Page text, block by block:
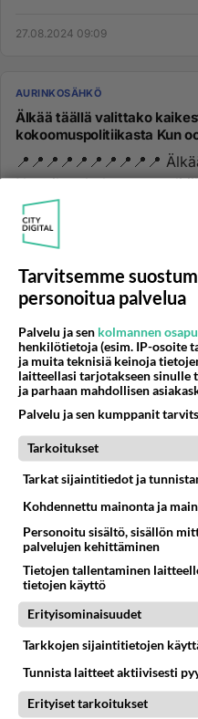
27.08.2024 09:09
AURINKOSÄHKÖ
Älkää täällä valittako kaikesta
kokoomuspolitiikasta Kun
📍📍📍📍📍📍📍📍📍📍
Nauttikaa
28.08.2024 11:51
AURINKOSÄHKÖ
Kohta loppuu Panelisti
Joudutte meidän
käytöstä ne kuin me muumiot ja
kokoomuslaisille loisil...
AURINKOSÄHKÖ
Anonyymi
hepatiitti E -tartuntojen ja
Anonyymi kirjoitti:
Tämä hepatiitti E -
yhteydestä ti...
Kiinteistöakku haussa
Minkäkokoisen kannattaa
Tarvitsemme
personoitua palvelua
Palvelu ja sen kolmannen
henkilötietoja (esim. IP-osoite
ja muita teknisiä keinoja
laitteellasi tarjotakseen sinulle
ja parhaan mahdollisen
Palvelu ja sen kumppanit
Tarkoitukset
Tarkat sijaintitiedot ja
Kohdennettu mainonta ja
Personoitu sisältö, sisällön
palvelujen kehittäminen
Tietojen tallentaminen
tietojen käyttö
Erityisominaisuudet
Tarkkojen sijaintitietojen
Tunnista laitteet aktiivisesti
Erityiset tarkoitukset